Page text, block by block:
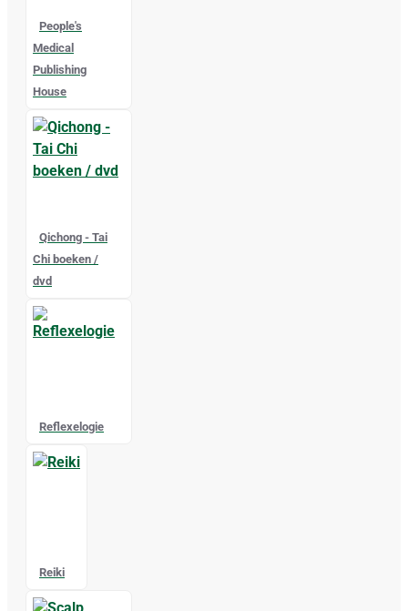
People's
Medical
Publishing
House
Qichong - Tai
Chi boeken /
dvd
Reflexelogie
Reiki